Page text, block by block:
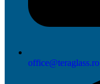
office@teraglass.ro